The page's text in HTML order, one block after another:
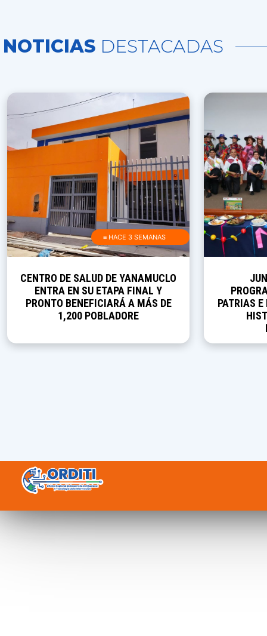
NOTICIAS DESTACADAS
≡ HACE 3 SEMANAS
CENTRO DE SALUD DE YANAMUCLO
ENTRA EN SU ETAPA FINAL Y
PRONTO BENEFICIARÁ A MÁS DE
1,200 POBLADORE
PATRIAS